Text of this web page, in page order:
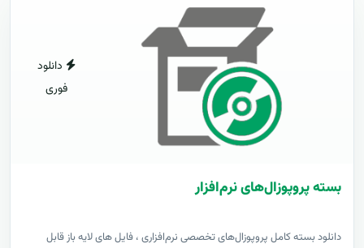
دانلود
فوری
بسته پروپوزال‌های نرم‌افزار
دانلود بسته کامل پروپوزال‌های تخصصی نرم‌افزاری ، فایل های لایه باز قابل